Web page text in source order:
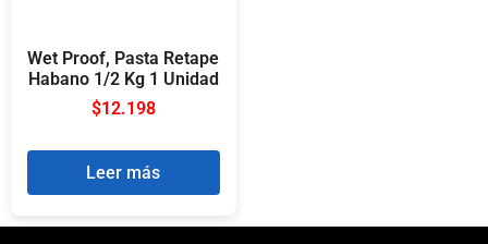
Wet Proof, Pasta Retape
Habano 1/2 Kg 1 Unidad
$12.198
Leer más